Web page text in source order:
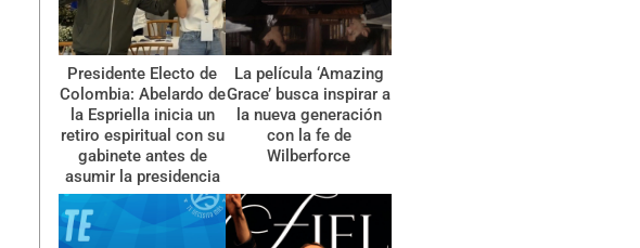
Presidente Electo de
Colombia: Abelardo de
la Espriella inicia un
retiro espiritual con su
gabinete antes de
asumir la presidencia
La película ‘Amazing
Grace’ busca inspirar a
la nueva generación
con la fe de
Wilberforce